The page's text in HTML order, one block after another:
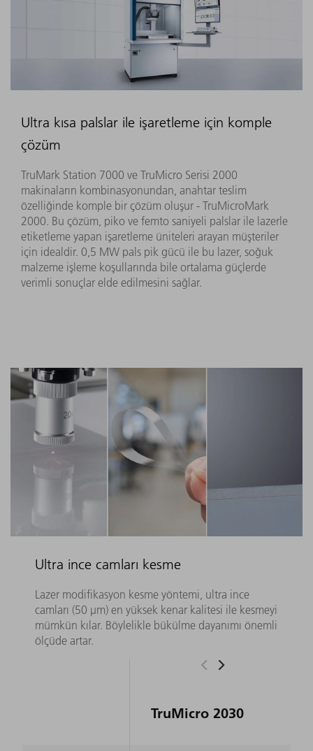
Ultra kısa palslar ile işaretleme için komple
çözüm
TruMark Station 7000 ve TruMicro Serisi 2000
makinaların kombinasyonundan, anahtar teslim
özelliğinde komple bir çözüm oluşur - TruMicroMark
2000. Bu çözüm, piko ve femto saniyeli palslar ile lazerle
etiketleme yapan işaretleme üniteleri arayan müşteriler
için idealdir. 0,5 MW pals pik gücü ile bu lazer, soğuk
malzeme işleme koşullarında bile ortalama güçlerde
verimli sonuçlar elde edilmesini sağlar.
Ultra ince camları kesme
Lazer modifikasyon kesme yöntemi, ultra ince
camları (50 µm) en yüksek kenar kalitesi ile kesmeyi
mümkün kılar. Böylelikle bükülme dayanımı önemli
ölçüde artar.
TruMicro 2030